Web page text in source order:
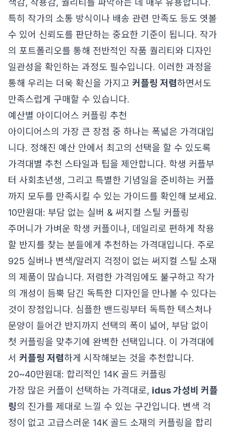
색감, 착용감, 퀄리티를 파악하는 데 매우 유용합니다.
특히 작가의 소통 방식이나 배송 관련 만족도 등도 엿볼
수 있어 신뢰도를 판단하는 중요한 기준이 됩니다. 작가
의 포트폴리오를 통해 전반적인 작품 퀄리티와 디자인
일관성을 확인하는 과정도 필수입니다. 이러한 과정을
통해 우리는 더욱 확신을 가지고 커플링 저렴하면서도
만족스럽게 구매할 수 있습니다.
예산별 아이디어스 커플링 추천
아이디어스의 가장 큰 장점 중 하나는 폭넓은 가격대입
니다. 정해진 예산 안에서 최고의 선택을 할 수 있도록
가격대별 추천 스타일과 팁을 제안합니다. 학생 커플부
터 사회초년생, 그리고 특별한 기념일을 준비하는 커플
까지 모두를 만족시킬 수 있는 가이드를 확인해 보세요.
10만원대: 부담 없는 실버 & 써지컬 스틸 커플링
주머니가 가벼운 학생 커플이나, 데일리로 편하게 착용
할 반지를 찾는 분들에게 추천하는 가격대입니다. 주로
925 실버나 변색/알러지 걱정이 없는 써지컬 스틸 소재
의 제품이 많습니다. 저렴한 가격임에도 불구하고 작가
의 개성이 듬뿍 담긴 독특한 디자인을 만나볼 수 있다는
것이 장점입니다. 심플한 밴드링부터 독특한 텍스처나
문양이 들어간 반지까지 선택의 폭이 넓어, 부담 없이
첫 커플링을 맞추기에 완벽한 선택입니다. 이 가격대에
서 커플링 저렴하게 시작해보는 것을 추천합니다.
20~40만원대: 합리적인 14K 골드 커플링
가장 많은 커플이 선택하는 가격대로, idus 가성비 커플
링의 진가를 제대로 느낄 수 있는 구간입니다. 변색 걱
정이 없고 고급스러운 14K 골드 소재의 커플링을 합리